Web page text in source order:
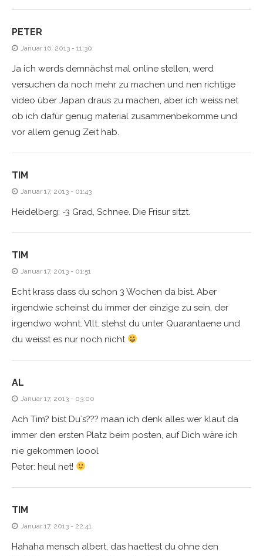
PETER
Januar 16, 2013 - 11:30
Ja ich werds demnächst mal online stellen, werd
versuchen da noch mehr zu machen und nen richtige
video über Japan draus zu machen, aber ich weiss net
ob ich dafür genug material zusammenbekomme und
vor allem genug Zeit hab.
TIM
Januar 17, 2013 - 01:43
Heidelberg: -3 Grad, Schnee. Die Frisur sitzt.
TIM
Januar 17, 2013 - 01:51
Echt krass dass du schon 3 Wochen da bist. Aber
irgendwie scheinst du immer der einzige zu sein, der
irgendwo wohnt. Vllt. stehst du unter Quarantaene und
du weisst es nur noch nicht
AL
Januar 17, 2013 - 03:00
Ach Tim? bist Du´s??? maan ich denk alles wer klaut da
immer den ersten Platz beim posten, auf Dich wäre ich
nie gekommen loool
Peter: heul net!
TIM
Januar 17, 2013 - 22:41
Hahaha mensch albert, das haettest du ohne den